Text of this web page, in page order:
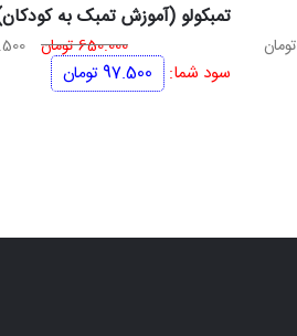
تومان
تمبکولو (آموزش تمبک به
650.000تومان
سود شما: 97.500 تومان